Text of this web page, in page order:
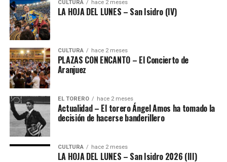
CULTURA hace 2 meses
LA HOJA DEL LUNES – San Isidro (IV)
CULTURA hace 2 meses
PLAZAS CON ENCANTO – El Concierto de
Aranjuez
EL TORERO hace 2 meses
Actualidad – El torero Ángel Amos ha tomado la
decisión de hacerse banderillero
CULTURA hace 2 meses
LA HOJA DEL LUNES – San Isidro 2026 (III)